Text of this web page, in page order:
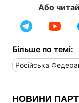
Або
Більше по темі:
Російська